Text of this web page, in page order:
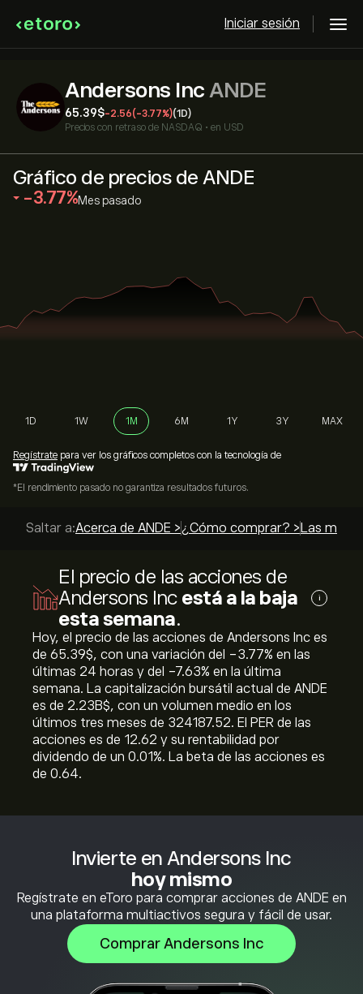
Iniciar sesión
Andersons Inc ANDE
65.39‎$‎-2.56(-3.77%)(1D)
Precios con retraso de NASDAQ • en USD
Invierte en Andersons Inc
hoy mismo
Regístrate en eToro para comprar acciones de ANDE en
una plataforma multiactivos segura y fácil de usar.
Comprar Andersons Inc
Gráfico de precios de ANDE
‎-3.77‎ Mes pasado
1D 1W 1M 6M 1Y 3Y MAX
Regístrate para ver los gráficos completos con la tecnología de
*El rendimiento pasado no garantiza resultados futuros.
Saltar a:Acerca de ANDE >¿Cómo comprar? > Las
El precio de las acciones de
Andersons Inc está a la baja
esta semana.
i
Hoy, el precio de las acciones de Andersons Inc es
de 65.39‎$‎, con una variación del ‎-3.77‎% en las
últimas 24 horas y del ‎-7.63‎% en la última
semana. La capitalización bursátil actual de ANDE
es de 2.23B‎$‎, con un volumen medio en los
últimos tres meses de 324187.52. El PER de las
acciones es de 12.62 y su rentabilidad por
dividendo de un 0.01%. La beta de las acciones es
de 0.64.